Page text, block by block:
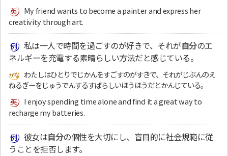
My friend wants to become a painter and express her
creativity through art.
私は一人で時間を過ごすのが好きで、それが自分のエ
ネルギーを充電する素晴らしい方法だと感じている。
わたしはひとりでじかんをすごすのがすきで、それがじぶんのえ
ねるぎーをじゅうでんするすばらしいほうほうだとかんじている。
I enjoy spending time alone and find it a great way to
recharge my batteries.
彼女は自分の個性を大切にし、盲目的に社会規範に従
うことを拒否します。